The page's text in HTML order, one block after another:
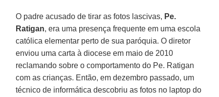
O padre acusado de tirar as fotos lascivas, Pe.
Ratigan, era uma presença frequente em uma escola
católica elementar perto de sua paróquia. O diretor
enviou uma carta à diocese em maio de 2010
reclamando sobre o comportamento do Pe. Ratigan
com as crianças. Então, em dezembro passado, um
técnico de informática descobriu as fotos no laptop do